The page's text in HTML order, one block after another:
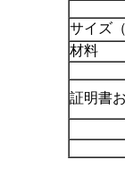
サイズ
材料
証明書